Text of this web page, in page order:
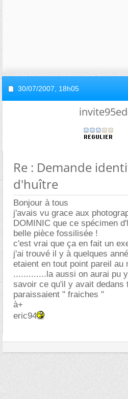
30/07/2007, 18h05
Re : Demande
d'huître
Bonjour à tous
j'avais vu grace aux
DOMINIC que ce spécimen
belle pièce fossilisée !
c'est vrai que ça en fait un
j'ai trouvé il y à quelques
etaient en tout point pareil au
.............la aussi on aurai pu
savoir ce qu'il y avait dedans
paraissaient " fraiches "
à+
eric94